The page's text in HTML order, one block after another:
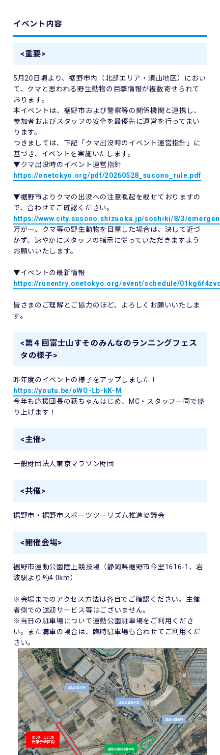
イベント内容
<重要>
5月20日頃より、裾野市内（北部エリア・須山地区）におい
て、クマと思われる野生動物の目撃情報が複数寄せられて
おります。
本イベントは、裾野市および警察等の関係機関と連携し、
参加者およびスタッフの安全を最優先に運営を行ってまい
ります。
つきましては、下記「クマ出没時のイベント運営指針」に
基づき、イベントを実施いたします。
▼クマ出没時のイベント運営指針
https://onetokyo.org/pdf/20260528_susono_rule.pdf
▼裾野市よりクマの出没への注意喚起を載せておりますの
で、合わせてご確認ください。
https://www.city.susono.shizuoka.jp/soshiki/8/3/
万が一、クマ等の野生動物を目撃した場合は、決して近づ
かず、速やかにスタッフの指示に従っていただきますよう
お願いいたします。
▼イベントの最新情報
https://runentry.onetokyo.org/event/schedule/
皆さまのご理解とご協力のほど、よろしくお願いいたしま
す。
<第４回富士山すそのみんなのランニングフェス
タの様子>
昨年度のイベントの様子をアップしました！
https://youtu.be/oWO-Lb-kK-M
今年も応援団長の萩ちゃんはじめ、MC・スタッフ一同で盛
り上げます！
<主催>
一般財団法人東京マラソン財団
<共催>
裾野市・裾野市スポーツツーリズム推進協議会
<開催会場>
裾野市運動公園陸上競技場（静岡県裾野市今里1616-1、岩
波駅より約4.0km）
※会場までのアクセス方法は各自でご確認ください。主催
者側での送迎サービス等はございません。
※当日の駐車場について運動公園駐車場をご利用くださ
い。また満車の場合は、臨時駐車場も合わせてご利用くだ
さい。